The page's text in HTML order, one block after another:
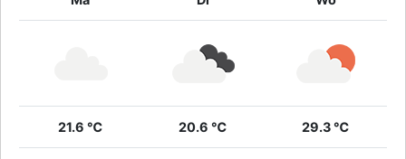
21.6 ℃ 20.6 ℃ 29.3 ℃